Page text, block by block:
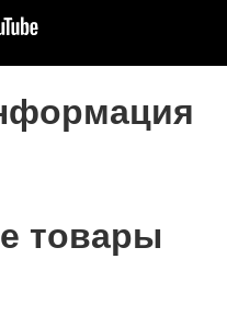
товары